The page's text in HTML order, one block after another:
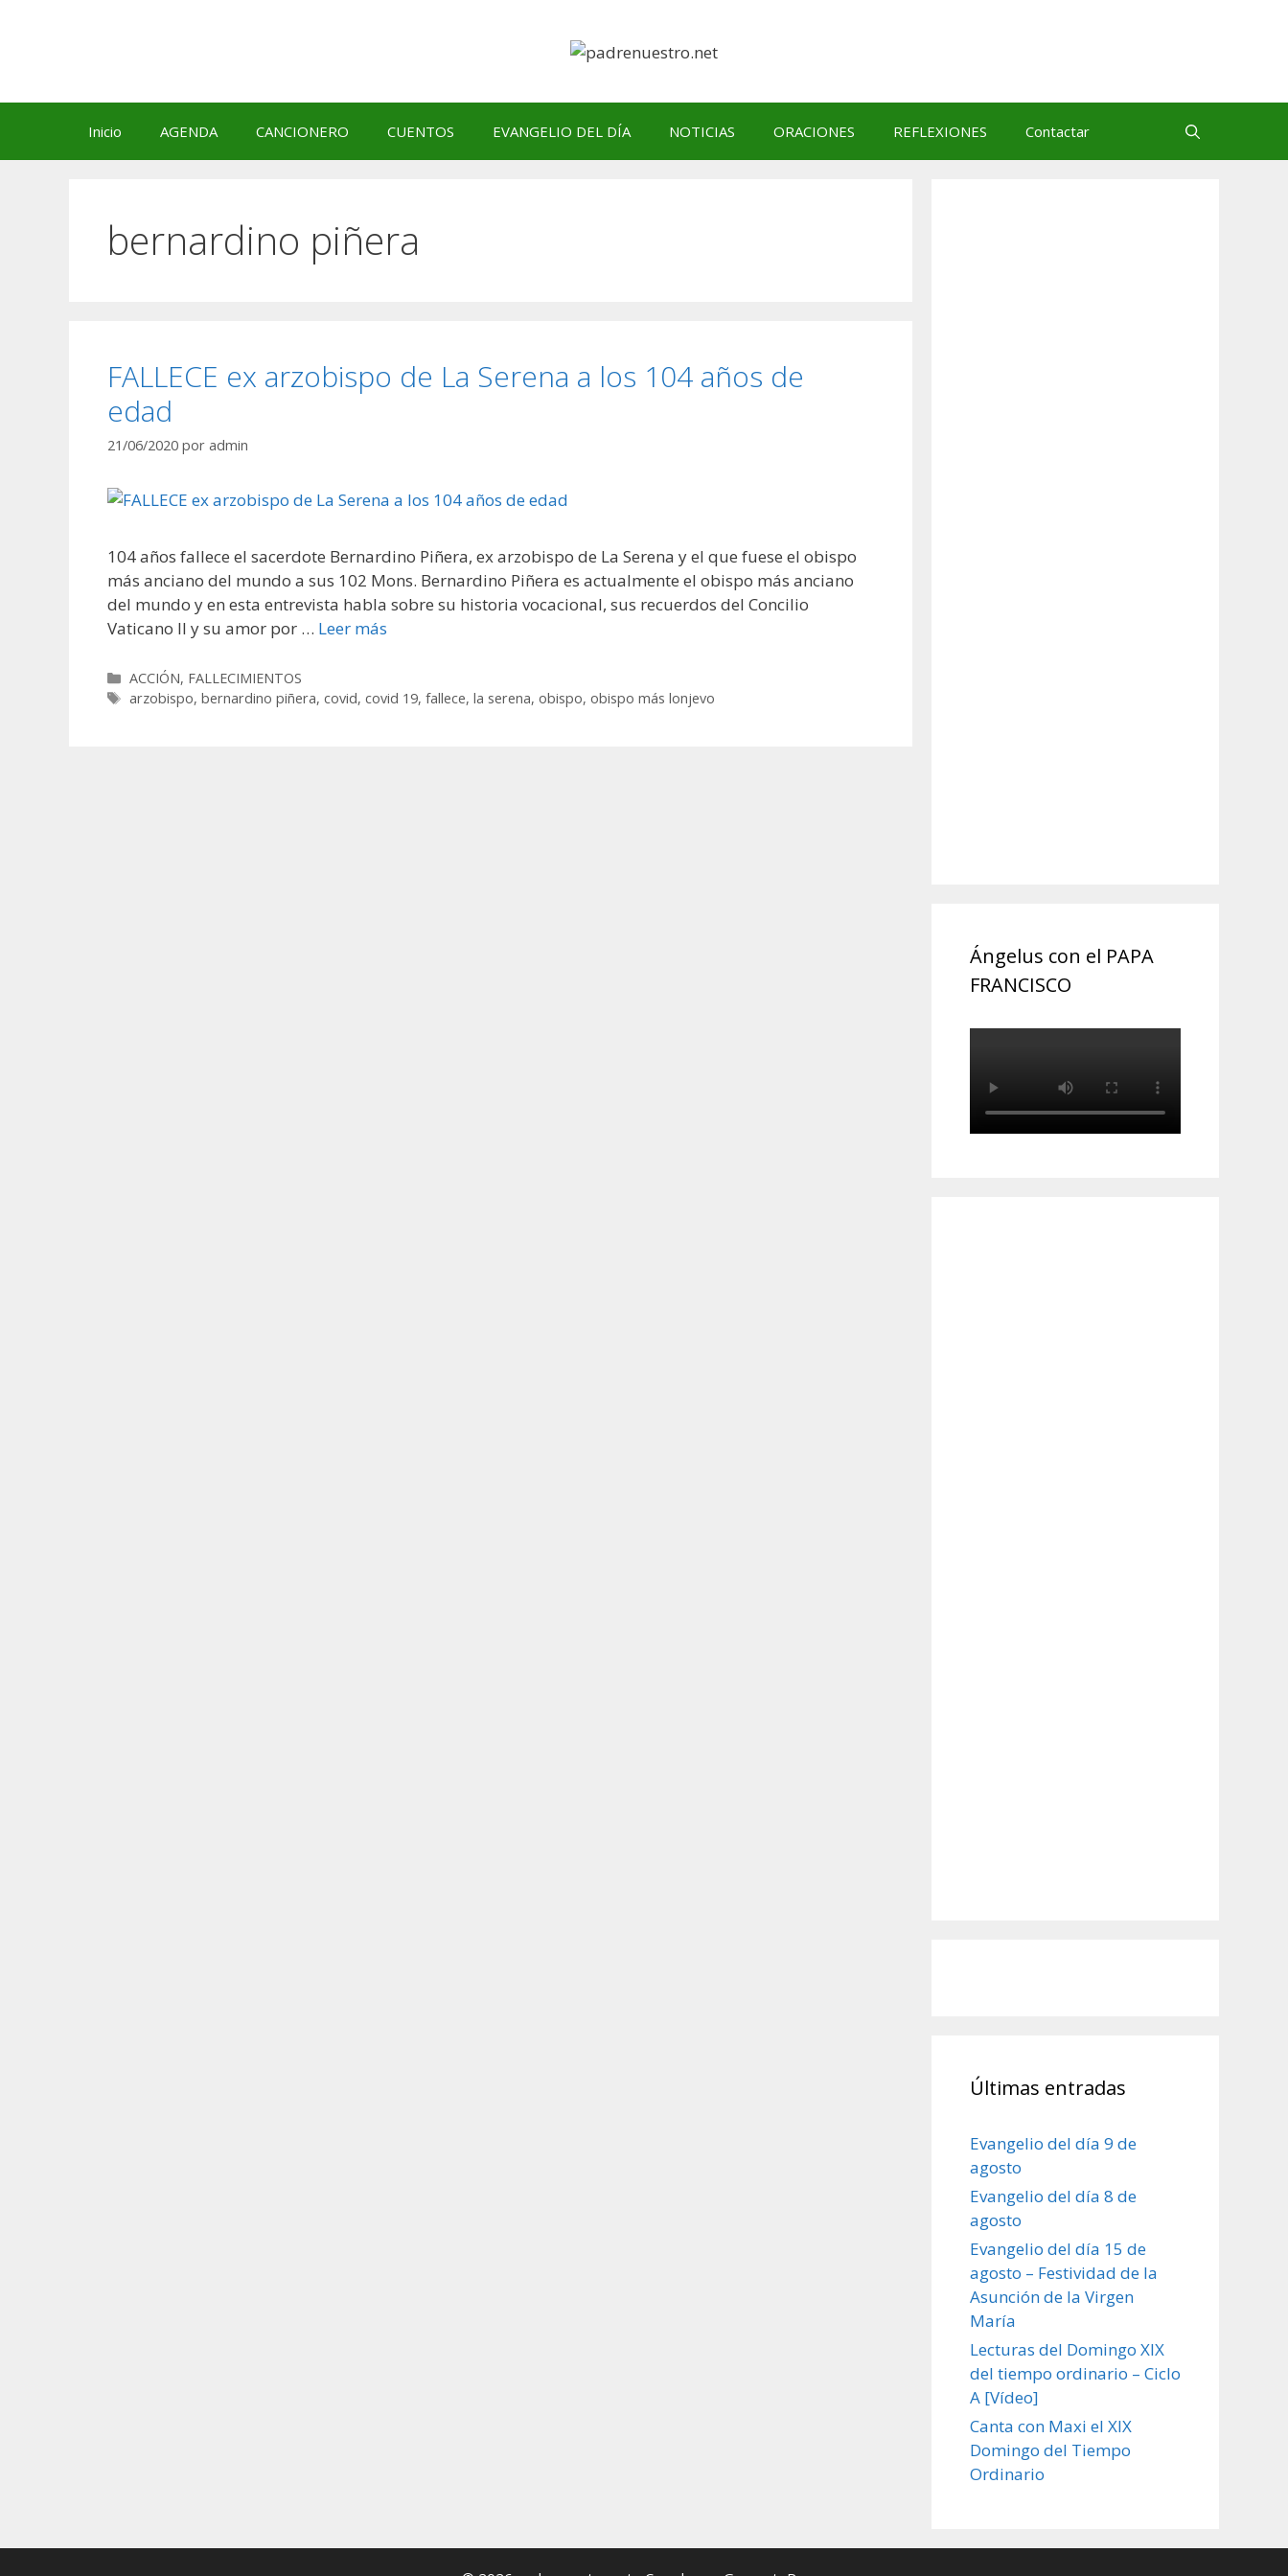
Inicio AGENDA CANCIONERO CUENTOS EVANGELIO DEL DÍA NOTICIAS ORACIONES REFLEXIONES Contactar
bernardino piñera
FALLECE ex arzobispo de La Serena a los 104 años de
edad
21/06/2020 por admin
104 años fallece el sacerdote Bernardino Piñera, ex arzobispo de La Serena y el que fuese el obispo
más anciano del mundo a sus 102 Mons. Bernardino Piñera es actualmente el obispo más anciano
del mundo y en esta entrevista habla sobre su historia vocacional, sus recuerdos del Concilio
Vaticano II y su amor por … Leer más
Categorías
ACCIÓN, FALLECIMIENTOS
Etiquetas
arzobispo,bernardino piñera,covid,covid 19,fallece,la serena,obispo,obispo más lonjevo
Ángelus con el PAPA
FRANCISCO
Últimas entradas
Evangelio del día 9 de
agosto
Evangelio del día 8 de
agosto
Evangelio del día 15 de
agosto – Festividad de la
Asunción de la Virgen
María
Lecturas del Domingo XIX
del tiempo ordinario – Ciclo
A [Vídeo]
Canta con Maxi el XIX
Domingo del Tiempo
Ordinario